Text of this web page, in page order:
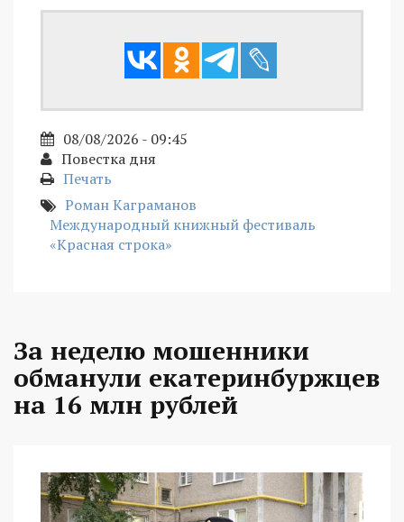
08/08/2026 - 09:45
Повестка дня
Печать
Роман Каграманов
Международный книжный фестиваль
«Красная строка»
За неделю мошенники
обманули екатеринбуржцев
на 16 млн рублей